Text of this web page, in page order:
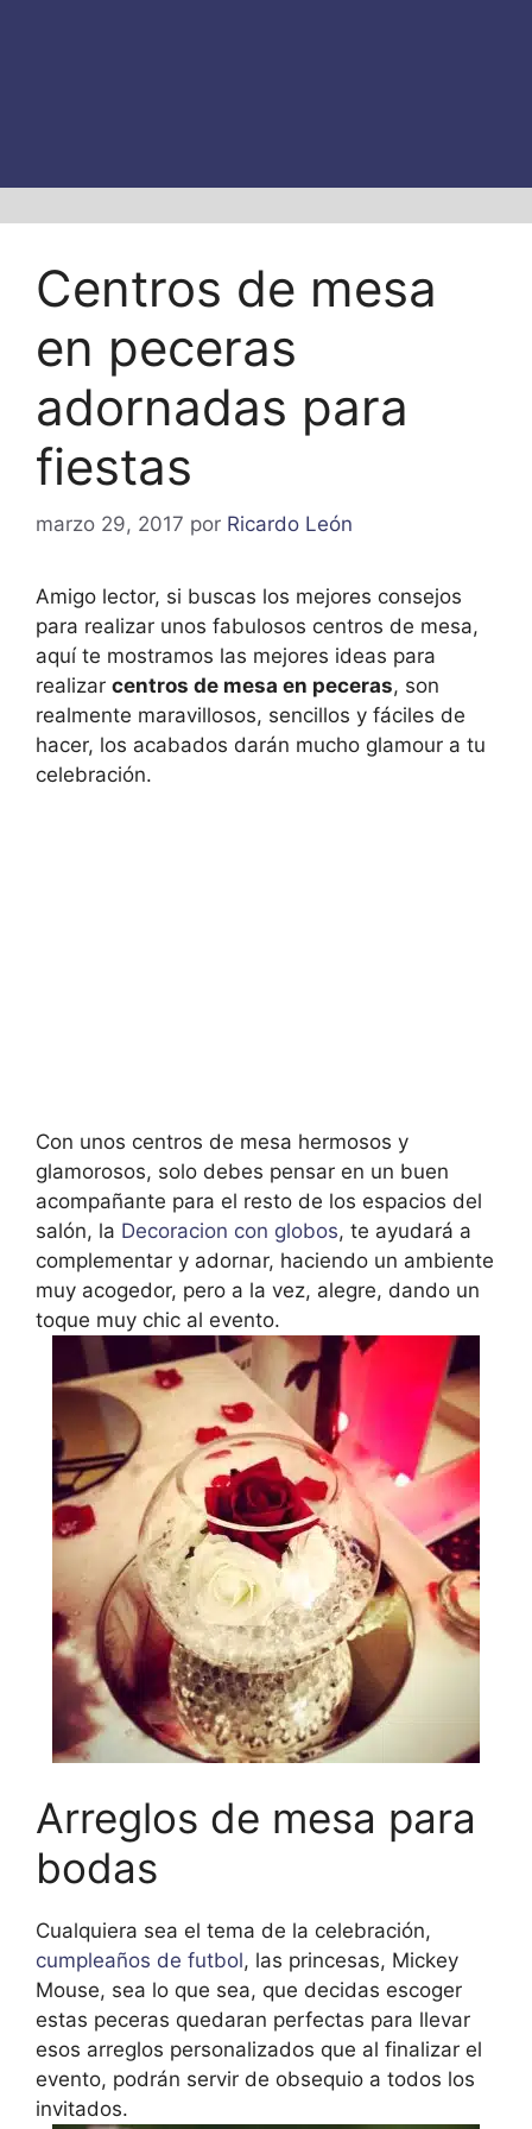
Centros de mesa
en peceras
adornadas para
fiestas
marzo 29, 2017 por Ricardo León
Amigo lector, si buscas los mejores consejos
para realizar unos fabulosos centros de mesa,
aquí te mostramos las mejores ideas para
realizar centros de mesa en peceras, son
realmente maravillosos, sencillos y fáciles de
hacer, los acabados darán mucho glamour a tu
celebración.
Con unos centros de mesa hermosos y
glamorosos, solo debes pensar en un buen
acompañante para el resto de los espacios del
salón, la Decoracion con globos, te ayudará a
complementar y adornar, haciendo un ambiente
muy acogedor, pero a la vez, alegre, dando un
toque muy chic al evento.
Arreglos de mesa para
bodas
Cualquiera sea el tema de la celebración,
cumpleaños de futbol, las princesas, Mickey
Mouse, sea lo que sea, que decidas escoger
estas peceras quedaran perfectas para llevar
esos arreglos personalizados que al finalizar el
evento, podrán servir de obsequio a todos los
invitados.